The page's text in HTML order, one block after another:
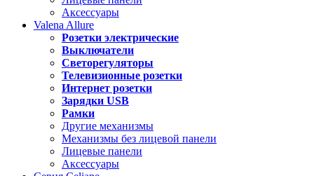
Аксессуары
Valena Allure
Розетки электрические
Выключатели
Светорегуляторы
Телевизионные розетки
Интернет розетки
Зарядки USB
Рамки
Другие механизмы
Механизмы без лицевой панели
Лицевые панели
Аксессуары